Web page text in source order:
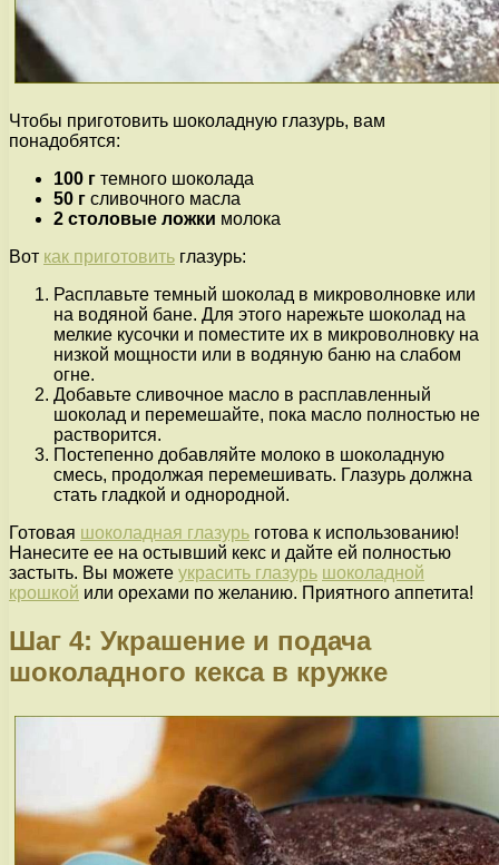
Чтобы приготовить шоколадную глазурь, вам
понадобятся:
100 г темного шоколада
50 г сливочного масла
2 столовые ложки молока
Вот как приготовить глазурь:
Расплавьте темный шоколад в микроволновке или
на водяной бане. Для этого нарежьте шоколад на
мелкие кусочки и поместите их в микроволновку на
низкой мощности или в водяную баню на слабом
огне.
Добавьте сливочное масло в расплавленный
шоколад и перемешайте, пока масло полностью не
растворится.
Постепенно добавляйте молоко в шоколадную
смесь, продолжая перемешивать. Глазурь должна
стать гладкой и однородной.
Готовая шоколадная глазурь готова к использованию!
Нанесите ее на остывший кекс и дайте ей полностью
застыть. Вы можете украсить глазурь шоколадной
крошкой или орехами по желанию. Приятного аппетита!
Шаг 4: Украшение и подача
шоколадного кекса в кружке